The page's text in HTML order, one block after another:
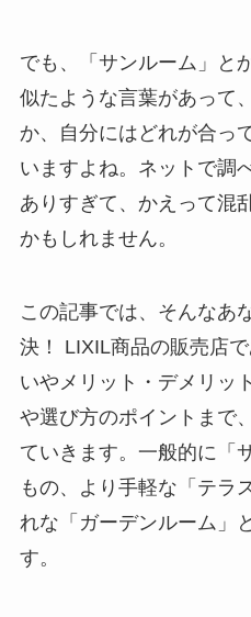
でも、「サンルーム」と
似たような言葉があって
か、自分にはどれが合っ
いますよね。ネットで調
ありすぎて、かえって混
かもしれません。
この記事では、そんなあ
決！ LIXIL商品の販売店
いやメリット・デメリッ
や選び方のポイントまで
ていきます。一般的に「
もの、より手軽な「テラ
れな「ガーデンルーム」
す。